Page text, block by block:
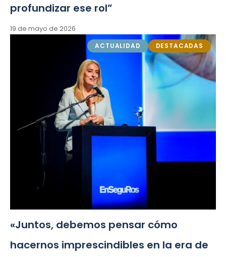
profundizar ese rol”
19 de mayo de 2026
ACTUALIDAD DESTACADAS
«Juntos, debemos pensar cómo
hacernos imprescindibles en la era de